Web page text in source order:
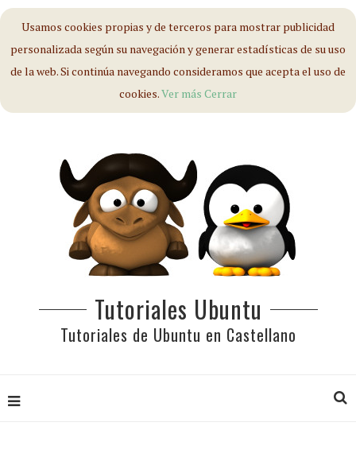
Usamos cookies propias y de terceros para mostrar publicidad
personalizada según su navegación y generar estadísticas de su uso
de la web. Si continúa navegando consideramos que acepta el uso de
cookies.Ver más Cerrar
Tutoriales Ubuntu
Tutoriales de Ubuntu en Castellano